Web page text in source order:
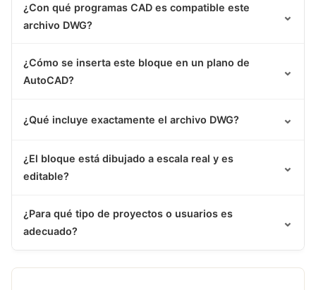
¿Con qué programas CAD es compatible este
archivo DWG?
⌄
¿Cómo se inserta este bloque en un plano de
AutoCAD?
⌄
¿Qué incluye exactamente el archivo DWG? ⌄
¿El bloque está dibujado a escala real y es
editable?
⌄
¿Para qué tipo de proyectos o usuarios es
adecuado?
⌄